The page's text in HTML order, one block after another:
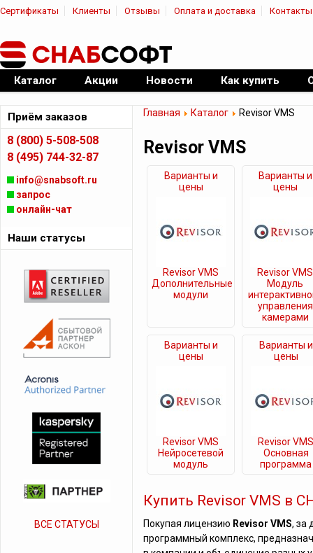
Сертификаты Клиенты Отзывы Оплата и доставка Контакты
Официальный дилер ПО
Каталог Акции Новости Как купить
Главная Каталог Revisor VMS
Revisor VMS
Варианты и
цены
Revisor VMS
Дополнительные
модули
Варианты и
цены
Revisor VMS
Модуль
управления
камерами
Варианты и
цены
Revisor VMS
Нейросетевой
модуль
Варианты и
цены
Revisor
Основная
программа
Купить Revisor VMS в
Покупая лицензию Revisor VMS, за
программный комплекс,
Приём заказов
8 (800) 5-508-508
8 (495) 744-32-87
info@snabsoft.ru
запрос
онлайн-чат
Наши статусы
ВСЕ СТАТУСЫ